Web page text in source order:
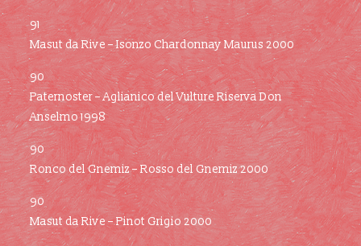
91
Masut da Rive – Isonzo Chardonnay Maurus 2000
90
Paternoster – Aglianico del Vulture Riserva Don
Anselmo 1998
90
Ronco del Gnemiz – Rosso del Gnemiz 2000
90
Masut da Rive – Pinot Grigio 2000